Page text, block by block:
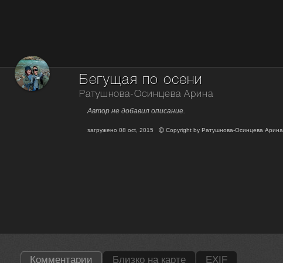
Бегущая по осени
Ратушнова-Осинцева Арина
Автор не добавил описание.
загружено08 oct, 2015 Copyright byРатушнова-Осинцева Арина
Комментарии Близко на карте EXIF